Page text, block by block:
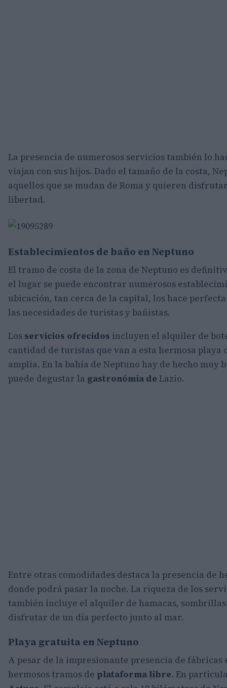
La presencia de numerosos servicios también lo
viajan con sus hijos. Dado el tamaño de la costa,
aquellos que se mudan de Roma y quieren
libertad.
Establecimientos de baño en Neptuno
El tramo de costa de la zona de Neptuno es
el lugar se puede encontrar numerosos
ubicación, tan cerca de la capital, los hace
las necesidades de turistas y bañistas.
Los servicios ofrecidos incluyen el alquiler de
cantidad de turistas que van a esta hermosa playa
amplia. En la bahía de Neptuno hay de hecho muy
puede degustar la gastronómia de Lazio.
Entre otras comodidades destaca la presencia de
donde podrá pasar la noche. La riqueza de los
también incluye el alquiler de hamacas,
disfrutar de un día perfecto junto al mar.
Playa gratuita en Neptuno
A pesar de la impresionante presencia de fábricas
hermosos tramos de plataforma libre. En